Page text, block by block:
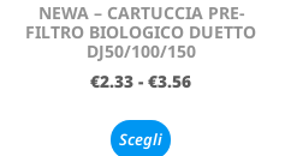
NEWA – CARTUCCIA PRE-
FILTRO BIOLOGICO DUETTO
DJ50/100/150
€2.33 - €3.56
Scegli